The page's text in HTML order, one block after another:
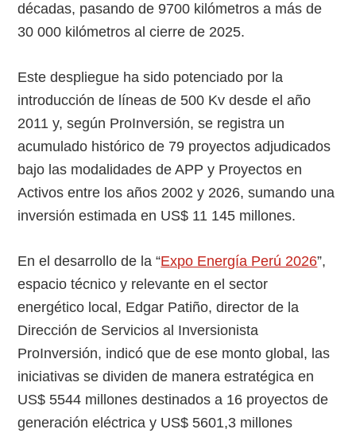
décadas, pasando de 9700 kilómetros a más de
30 000 kilómetros al cierre de 2025.
Este despliegue ha sido potenciado por la
introducción de líneas de 500 Kv desde el año
2011 y, según ProInversión, se registra un
acumulado histórico de 79 proyectos adjudicados
bajo las modalidades de APP y Proyectos en
Activos entre los años 2002 y 2026, sumando una
inversión estimada en US$ 11 145 millones.
En el desarrollo de la “Expo Energía Perú 2026”,
espacio técnico y relevante en el sector
energético local, Edgar Patiño, director de la
Dirección de Servicios al Inversionista
ProInversión, indicó que de ese monto global, las
iniciativas se dividen de manera estratégica en
US$ 5544 millones destinados a 16 proyectos de
generación eléctrica y US$ 5601,3 millones